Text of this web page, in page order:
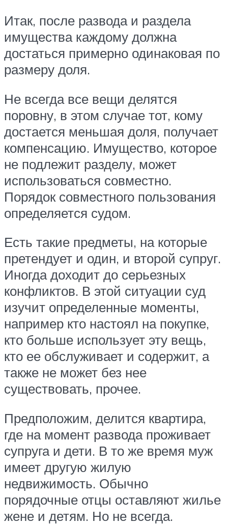
Итак, после развода и раздела
имущества каждому должна
достаться примерно одинаковая по
размеру доля.
Не всегда все вещи делятся
поровну, в этом случае тот, кому
достается меньшая доля, получает
компенсацию. Имущество, которое
не подлежит разделу, может
использоваться совместно.
Порядок совместного пользования
определяется судом.
Есть такие предметы, на которые
претендует и один, и второй супруг.
Иногда доходит до серьезных
конфликтов. В этой ситуации суд
изучит определенные моменты,
например кто настоял на покупке,
кто больше использует эту вещь,
кто ее обслуживает и содержит, а
также не может без нее
существовать, прочее.
Предположим, делится квартира,
где на момент развода проживает
супруга и дети. В то же время муж
имеет другую жилую
недвижимость. Обычно
порядочные отцы оставляют жилье
жене и детям. Но не всегда.